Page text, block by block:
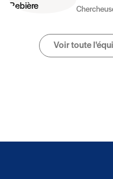
Voir toute